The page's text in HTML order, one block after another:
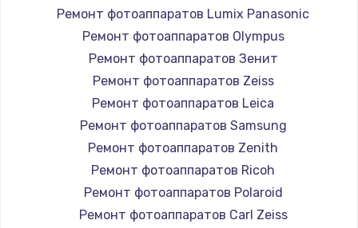
Ремонт фотоаппаратов Lumix Panasonic
Ремонт фотоаппаратов Olympus
Ремонт фотоаппаратов Зенит
Ремонт фотоаппаратов Zeiss
Ремонт фотоаппаратов Leica
Ремонт фотоаппаратов Samsung
Ремонт фотоаппаратов Zenith
Ремонт фотоаппаратов Ricoh
Ремонт фотоаппаратов Polaroid
Ремонт фотоаппаратов Carl Zeiss